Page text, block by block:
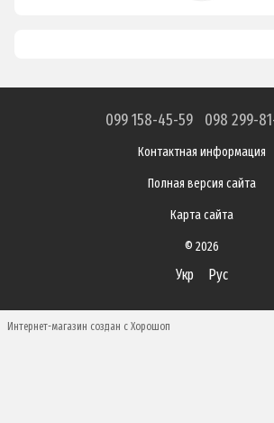
099 158-45-59 098 299-
Контактная информация
Полная версия сайта
Карта сайта
© 2026
Укр Рус
Интернет-магазин создан с Хорошоп